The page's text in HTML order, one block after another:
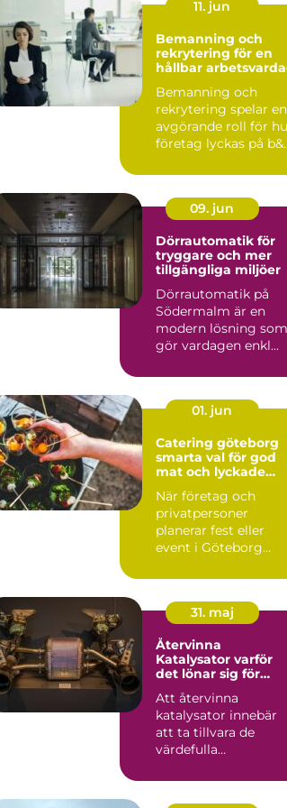
11. jun
Bemanning och
rekrytering för en
hållbar
Bemanning och
rekrytering spelar en
avgörande roll för
företag lyckas på
09. jun
Dörrautomatik för
tryggare och mer
tillgängliga miljöer
Dörrautomatik på
Södermalm är en
modern lösning som
gör vardagen enkl...
01. jun
Catering göteborg
smarta val för god
mat och lyckade
När företag och
privatpersoner
planerar fest eller
event i Göteborg
samma fråga: or...
31. maj
Återvinna
Katalysator varför
det lönar sig för
miljö
Att återvinna
katalysator innebär
att ta tillvara de
värdefulla
finns i bilens kata...